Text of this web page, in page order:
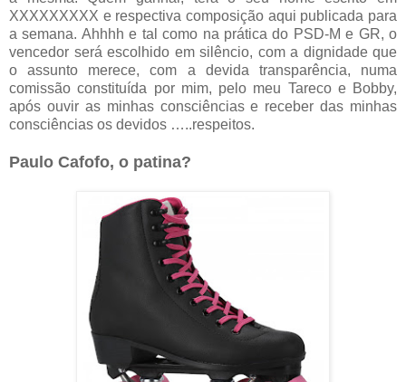
XXXXXXXXX e respectiva composição aqui publicada para
a semana. Ahhhh e tal como na prática do PSD-M e GR, o
vencedor será escolhido em silêncio, com a dignidade que
o assunto merece, com a devida transparência, numa
comissão constituída por mim, pelo meu Tareco e Bobby,
após ouvir as minhas consciências e receber das minhas
consciências os devidos …..respeitos.
Paulo Cafofo, o patina?